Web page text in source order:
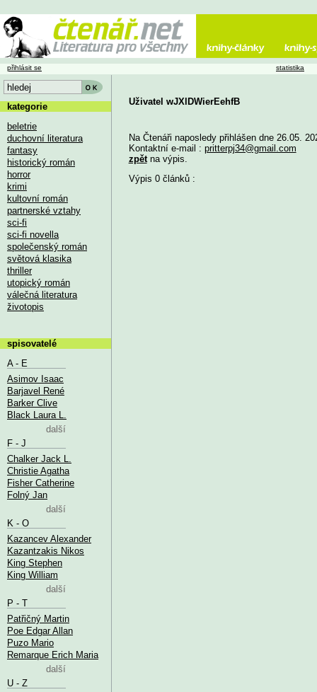
Uživatel wJXlDWierEehfB
Na Čtenáři naposledy přihlášen dne 26.05.
Kontaktní e-mail : pritterpj34@gmail.com
zpětna výpis.
Výpis 0 článků :
přihlásit se statistika
kategorie
beletrie
duchovní literatura
fantasy
historický román
horror
krimi
kultovní román
partnerské vztahy
sci-fi
sci-fi novella
společenský román
světová klasika
thriller
utopický román
válečná literatura
životopis
spisovatelé
A - E
Asimov Isaac
Barjavel René
Barker Clive
Black Laura L.
další
F - J
Chalker Jack L.
Christie Agatha
Fisher Catherine
Folný Jan
další
K - O
Kazancev Alexander
Kazantzakis Nikos
King Stephen
King William
další
P - T
Patřičný Martin
Poe Edgar Allan
Puzo Mario
Remarque Erich Maria
další
U - Z